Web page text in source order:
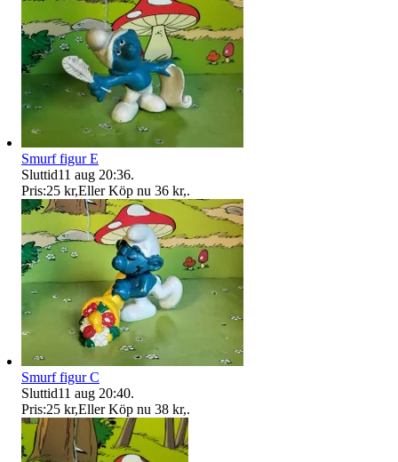
Smurf figur E
Sluttid11 aug 20:36.
Pris:25 kr,Eller Köp nu 36 kr,.
Smurf figur C
Sluttid11 aug 20:40.
Pris:25 kr,Eller Köp nu 38 kr,.